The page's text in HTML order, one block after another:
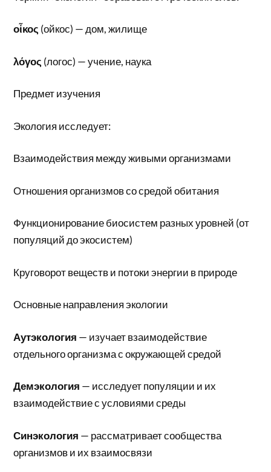
οἶκος (ойкос) — дом, жилище
λόγος (логос) — учение, наука
Предмет изучения
Экология исследует:
Взаимодействия между живыми организмами
Отношения организмов со средой обитания
Функционирование биосистем разных уровней (от
популяций до экосистем)
Круговорот веществ и потоки энергии в природе
Основные направления экологии
Аутэкология — изучает взаимодействие
отдельного организма с окружающей средой
Демэкология — исследует популяции и их
взаимодействие с условиями среды
Синэкология — рассматривает сообщества
организмов и их взаимосвязи